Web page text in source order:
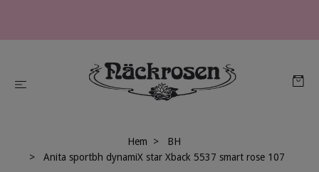
Hem
BH
Anita sportbh dynamiX star Xback 5537 smart rose 107